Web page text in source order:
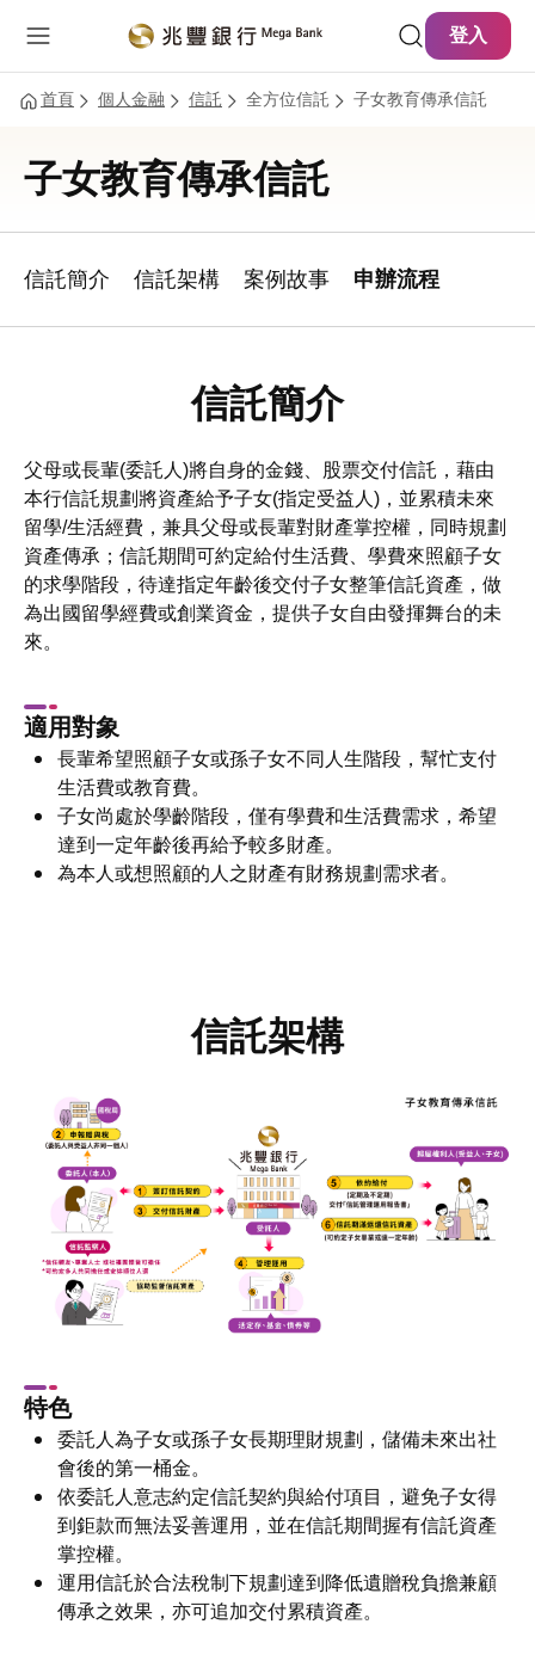
登入
首頁 個人金融 信託 全方位信託 子女教育傳承信託
子女教育傳承信託
信託簡介 信託架構 案例故事 申辦流程
信託簡介
父母或長輩(委託人)將自身的金錢、股票交付信託，藉由
本行信託規劃將資產給予子女(指定受益人)，並累積未來
留學/生活經費，兼具父母或長輩對財產掌控權，同時規劃
資產傳承；信託期間可約定給付生活費、學費來照顧子女
的求學階段，待達指定年齡後交付子女整筆信託資產，做
為出國留學經費或創業資金，提供子女自由發揮舞台的未
來。
適用對象
長輩希望照顧子女或孫子女不同人生階段，幫忙支付
生活費或教育費。
子女尚處於學齡階段，僅有學費和生活費需求，希望
達到一定年齡後再給予較多財產。
為本人或想照顧的人之財產有財務規劃需求者。
信託架構
特色
委託人為子女或孫子女長期理財規劃，儲備未來出社
會後的第一桶金。
依委託人意志約定信託契約與給付項目，避免子女得
到鉅款而無法妥善運用，並在信託期間握有信託資產
掌控權。
運用信託於合法稅制下規劃達到降低遺贈稅負擔兼顧
傳承之效果，亦可追加交付累積資產。